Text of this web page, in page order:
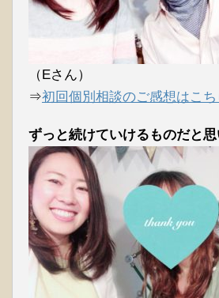
（Eさん）
⇒初回個別相談のご感想はこち
ずっと続けていけるものだと思